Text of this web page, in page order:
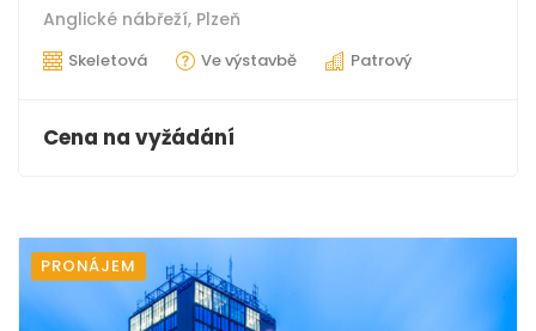
Anglické nábřeží, Plzeň
Skeletová Ve výstavbě Patrový
Cena na vyžádání
PRONÁJEM